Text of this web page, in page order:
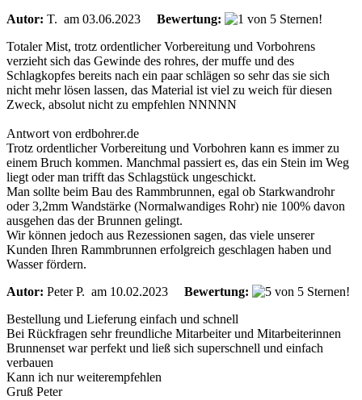
Autor: T. am 03.06.2023
Bewertung:
Totaler Mist, trotz ordentlicher Vorbereitung und Vorbohrens
verzieht sich das Gewinde des rohres, der muffe und des
Schlagkopfes bereits nach ein paar schlägen so sehr das sie sich
nicht mehr lösen lassen, das Material ist viel zu weich für diesen
Zweck, absolut nicht zu empfehlen NNNNN
Antwort von erdbohrer.de
Trotz ordentlicher Vorbereitung und Vorbohren kann es immer zu
einem Bruch kommen. Manchmal passiert es, das ein Stein im Weg
liegt oder man trifft das Schlagstück ungeschickt.
Man sollte beim Bau des Rammbrunnen, egal ob Starkwandrohr
oder 3,2mm Wandstärke (Normalwandiges Rohr) nie 100% davon
ausgehen das der Brunnen gelingt.
Wir können jedoch aus Rezessionen sagen, das viele unserer
Kunden Ihren Rammbrunnen erfolgreich geschlagen haben und
Wasser fördern.
Autor: Peter P. am 10.02.2023
Bewertung:
Bestellung und Lieferung einfach und schnell
Bei Rückfragen sehr freundliche Mitarbeiter und Mitarbeiterinnen
Brunnenset war perfekt und ließ sich superschnell und einfach
verbauen
Kann ich nur weiterempfehlen
Gruß Peter